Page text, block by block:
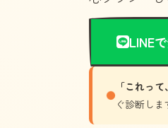
LINE
「これっ
ぐ診断しま